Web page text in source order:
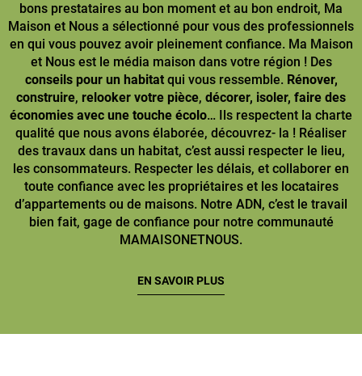
bons prestataires au bon moment et au bon endroit, Ma
Maison et Nous a sélectionné pour vous des professionnels
en qui vous pouvez avoir pleinement confiance. Ma Maison
et Nous est le média maison dans votre région ! Des
conseils pour un habitatqui vous ressemble. Rénover,
construire, relooker votre pièce, décorer, isoler, faire des
économies avec une touche écolo… Ils respectent la charte
qualité que nous avons élaborée, découvrez- la ! Réaliser
des travaux dans un habitat, c’est aussi respecter le lieu,
les consommateurs. Respecter les délais, et collaborer en
toute confiance avec les propriétaires et les locataires
d’appartements ou de maisons. Notre ADN, c’est le travail
bien fait, gage de confiance pour notre communauté
MAMAISONETNOUS.
EN SAVOIR PLUS